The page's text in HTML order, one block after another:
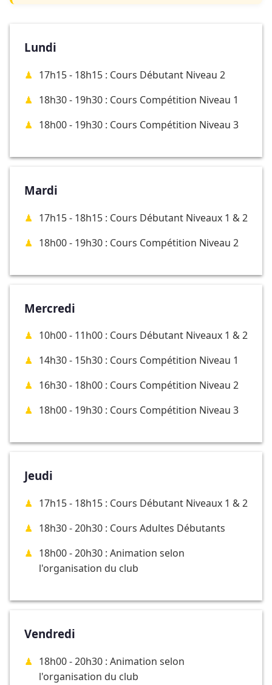
Lundi
17h15 - 18h15 : Cours Débutant Niveau 2
18h30 - 19h30 : Cours Compétition Niveau 1
18h00 - 19h30 : Cours Compétition Niveau 3
Mardi
17h15 - 18h15 : Cours Débutant Niveaux 1 & 2
18h00 - 19h30 : Cours Compétition Niveau 2
Mercredi
10h00 - 11h00 : Cours Débutant Niveaux 1 & 2
14h30 - 15h30 : Cours Compétition Niveau 1
16h30 - 18h00 : Cours Compétition Niveau 2
18h00 - 19h30 : Cours Compétition Niveau 3
Jeudi
17h15 - 18h15 : Cours Débutant Niveaux 1 & 2
18h30 - 20h30 : Cours Adultes Débutants
18h00 - 20h30 : Animation selon
l'organisation du club
Vendredi
18h00 - 20h30 : Animation selon
l'organisation du club